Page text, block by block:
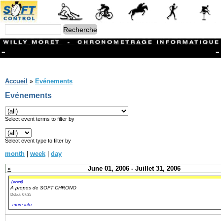
= =
Branches
CONTACT
Ski ALPIN
Triathlon
Ski Nordique
Courses à pieds
Athlétisme
Slalom In-Line
Caisse à savon
Coupe "Journal La Gruyère"
Hippisme
Marche
Archives
Accueil » Evénements
Evénements
Select event terms to filter by
Select event type to filter by
month | week | day
«
June 01, 2006 - Juillet 31, 2006
(event)
A propos de SOFT CHRONO
Début: 07:35
more info